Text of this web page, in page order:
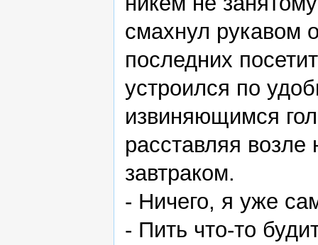
смахнул рукавом
последних
устроился по
извиняющимся
расставляя
завтраком.
- Ничего, я уже
- Пить что-то